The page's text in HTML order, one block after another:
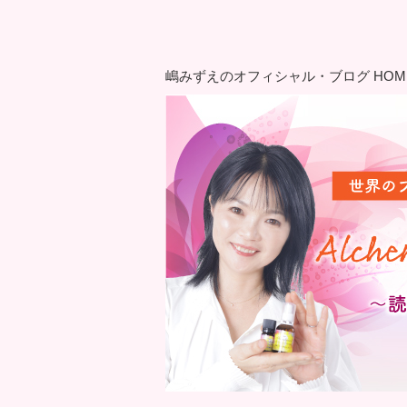
嶋みずえのオフィシャル・ブログ